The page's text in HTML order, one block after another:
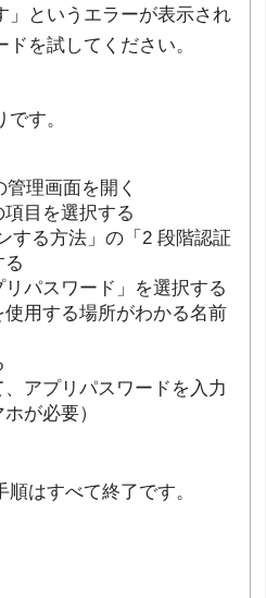
」というエラーが表示され
を試してください。
す。
理画面を開く
項目を選択する
する方法」の「2 段階認証
る
パスワード」を選択する
用する場所がわかる名前
アプリパスワードを入力
が必要）
順はすべて終了です。